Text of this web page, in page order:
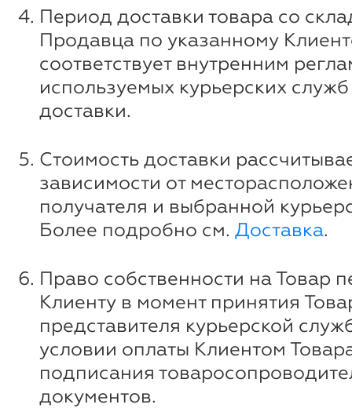
Период доставки товара со
Продавца по указанному
соответствует внутренним
используемых курьерских
доставки.
Стоимость доставки
зависимости от
получателя и выбранной
Более подробно см. Доставка.
Право собственности на Товар
Клиенту в момент принятия
представителя курьерской
условии оплаты Клиентом
подписания
документов.